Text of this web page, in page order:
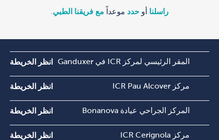
راسلنا أوحدد موعداً مع فريقنا الطبي
المقر الرئيسي لمركز ICR في Ganduxer انظر الخريطة
مركز ICR Pau Alcover انظر الخريطة
المركز الجراحي عيادة Bonanova انظر الخريطة
مركز ICR Cerignola انظر الخريطة